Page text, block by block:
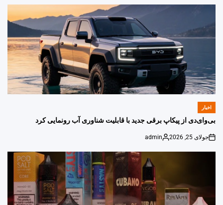
POSTED
اخبار
بی‌وای‌دی از پیکاپ برقی جدید با قابلیت شناوری آب رونمایی کرد
on
جولای 25, 2026
Posted
admin